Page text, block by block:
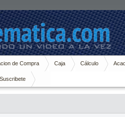
de Compra Caja Cálculo
Suscribete